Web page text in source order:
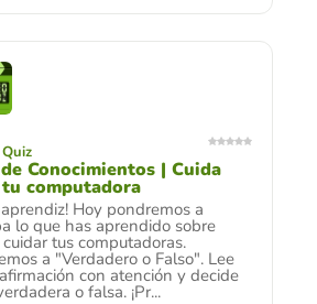
Conocimientos | Cuida
computadora
aprendiz! Hoy pondremos a
lo que has aprendido sobre
tus computadoras.
a "Verdadero o Falso". Lee
con atención y decide
o falsa. ¡Pr...